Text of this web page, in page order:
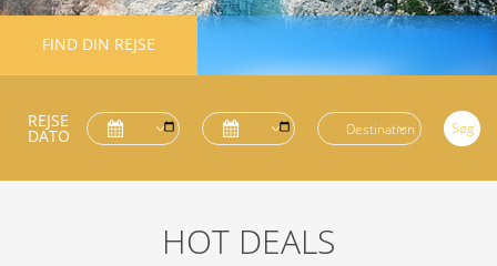
FIND DIN REJSE
REJSE
DATO Søg
HOT DEALS